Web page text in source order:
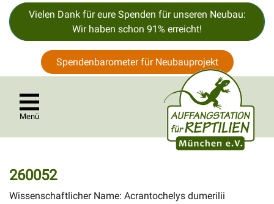
Vielen Dank für eure Spenden für unseren Neubau:
Wir haben schon 91% erreicht!
Spendenbarometer für Neubauprojekt
Menü
260052
Wissenschaftlicher Name: Acrantochelys dumerilii